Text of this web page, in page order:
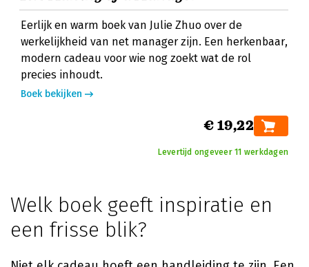
Eerlijk en warm boek van Julie Zhuo over de
werkelijkheid van net manager zijn. Een herkenbaar,
modern cadeau voor wie nog zoekt wat de rol
precies inhoudt.
Boek bekijken
€ 19,22
Levertijd ongeveer 11 werkdagen
Welk boek geeft inspiratie en
een frisse blik?